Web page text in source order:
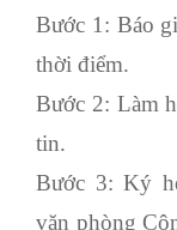
Bước 1: Báo
thời điểm.
Bước 2: Làm
tin.
Bước 3: Ký
văn phòng